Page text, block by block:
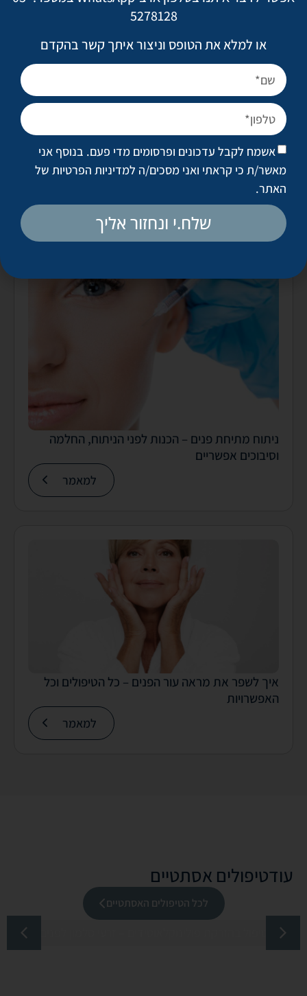
מתי מומלץ לחזור על הטיפול?
אפשר לחזור על הטיפול בכול פעם שרוצים לחדש את התיקון
באף, בדרך כלל זה יקרה כשיחלפו כ-6 חודשים.
אולי יעניין אותך
ניתוח מתיחת פנים – הכנות לפני הניתוח, החלמה
וסיבוכים אפשריים
למאמר
איך לשפר את מראה עור הפנים – כל הטיפולים וכל
האפשרויות
למאמר
עודטיפולים אסתטיים
לכל הטיפולים האסתטיים
5278128
או למלא את הטופס וניצור איתך קשר בהקדם
אשמח לקבל עדכונים ופרסומים מדי פעם. בנוסף אני
מאשר/ת כי קראתי ואני מסכים/ה למדיניות הפרטיות של
האתר.
שלח.י ונחזור אליך